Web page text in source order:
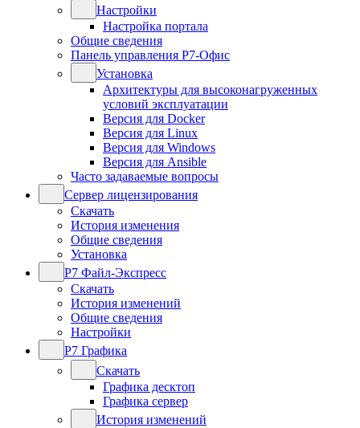
Настройки
Настройка портала
Общие сведения
Панель управления Р7-Офис
Установка
Архитектуры для высоконагруженных
условий эксплуатации
Версия для Docker
Версия для Linux
Версия для Windows
Версия для Ansible
Часто задаваемые вопросы
Сервер лицензирования
Скачать
История изменения
Общие сведения
Установка
Р7 Файл-Экспресс
Скачать
История изменений
Общие сведения
Настройки
Р7 Графика
Скачать
Графика десктоп
Графика сервер
История изменений